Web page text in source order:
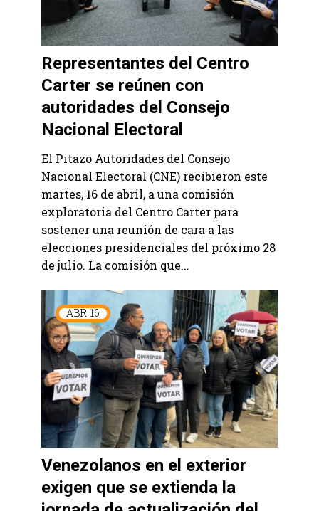
Representantes del Centro
Carter se reúnen con
autoridades del Consejo
Nacional Electoral
El Pitazo Autoridades del Consejo
Nacional Electoral (CNE) recibieron este
martes, 16 de abril, a una comisión
exploratoria del Centro Carter para
sostener una reunión de cara a las
elecciones presidenciales del próximo 28
de julio. La comisión que...
ABR 16
Venezolanos en el exterior
exigen que se extienda la